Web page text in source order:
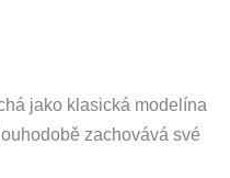
jako klasická modelína
zachovává své